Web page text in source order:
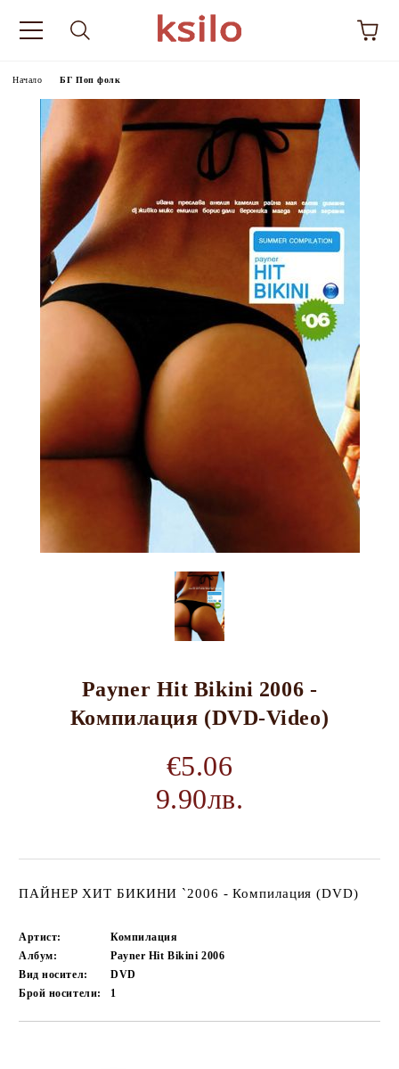
Начало БГ Поп фолк
Payner Hit Bikini 2006 -
Компилация (DVD-Video)
€5.06
9.90лв.
ПАЙНЕР ХИТ БИКИНИ `2006 - Компилация (DVD)
Артист:
Компилация
Албум:
Payner Hit Bikini 2006
Вид носител:
DVD
Брой носители:
1